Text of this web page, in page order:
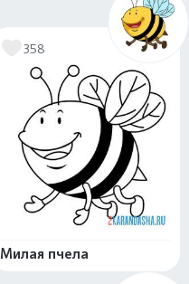
358
Милая пчела